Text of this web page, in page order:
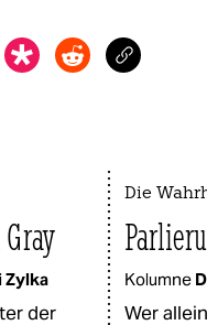
Zylka
der
Die
Kolumne
Wer